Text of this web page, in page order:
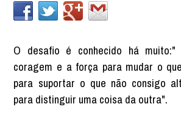
O desafio é conhecido há
coragem e a força para mudar o
para suportar o que não consigo
para distinguir uma coisa da outra".